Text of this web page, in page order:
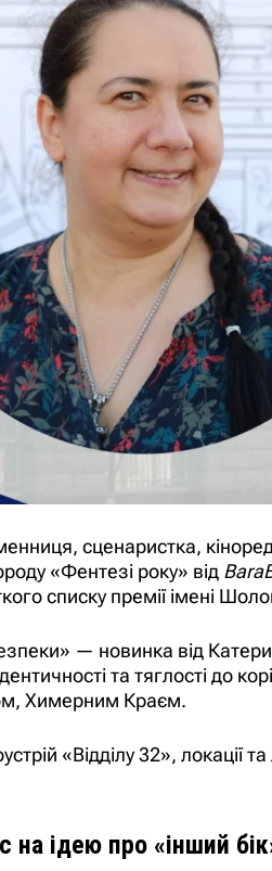
сценаристка,
«Фентезі року» від
списку премії імені
— новинка від
та тяглості до
Химерним Краєм.
«Відділу 32», локації
ідею про «інший